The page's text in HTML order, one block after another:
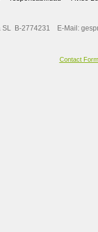
SL B-2774231 E-Mail:
Contact Form